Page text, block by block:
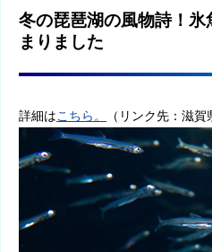
冬の琵琶湖の風物詩！
まりました
詳細はこちら。 （リンク先：滋賀